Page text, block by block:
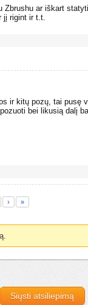
Siųsti atsiliepimą
Zbrushu ar iškart
jį rigint ir t.t.
ir kitų pozų, tai pusę
bei likusią dalį
› »